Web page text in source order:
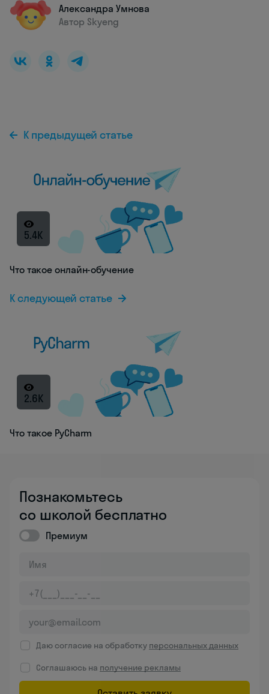
Александра Умнова
Автор Skyeng
К предыдущей статье
5.4K
Что такое онлайн-обучение
К следующей статье
2.6K
Что такое PyCharm
Познакомьтесь
со школой бесплатно
Премиум
Даю согласие на обработку персональных данных
Соглашаюсь на получение рекламы